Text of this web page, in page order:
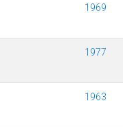
1969
1977
1963